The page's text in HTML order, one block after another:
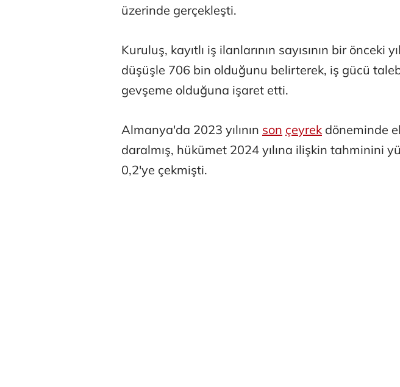
üzerinde gerçekleşti.
Kuruluş, kayıtlı iş ilanlarının sayısının bir önceki
düşüşle 706 bin olduğunu belirterek, iş gücü
gevşeme olduğuna işaret etti.
Almanya'da 2023 yılının son çeyrekdöneminde
daralmış, hükümet 2024 yılına ilişkin tahminini
0,2'ye çekmişti.